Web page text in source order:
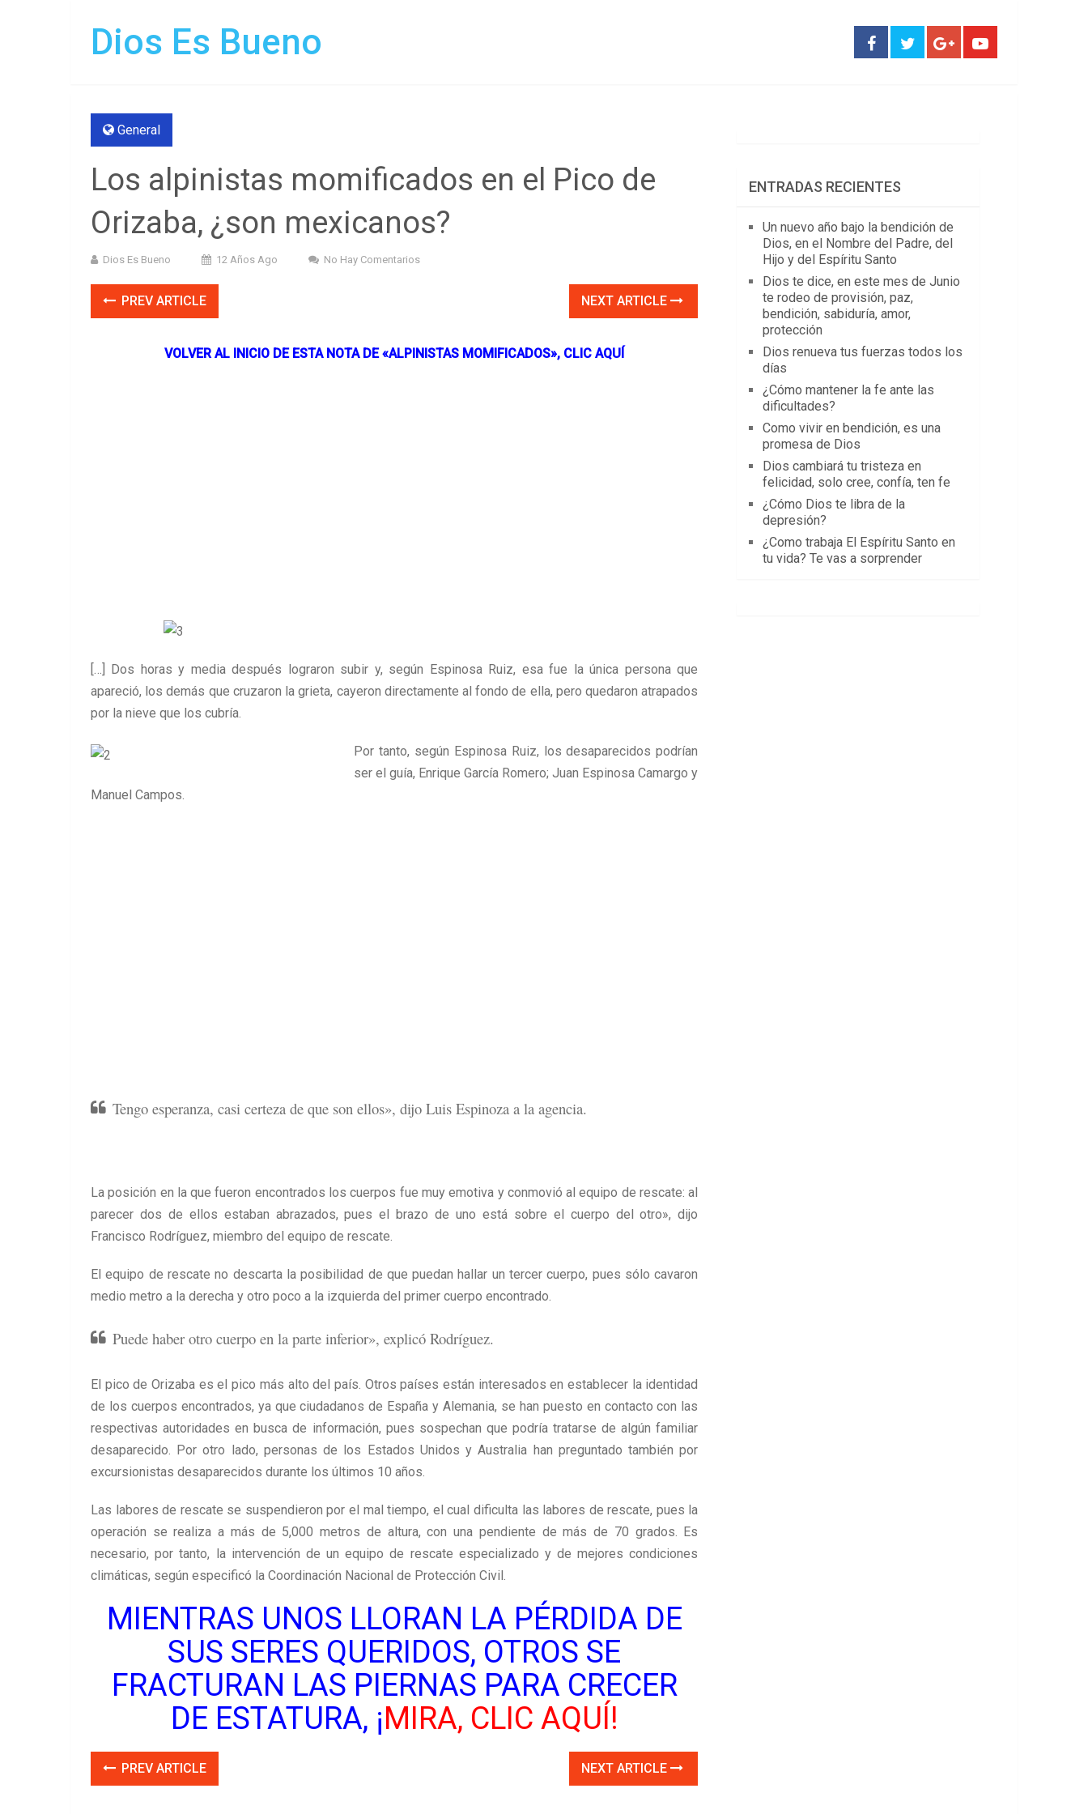
Dios Es Bueno
General
Los alpinistas momificados en el Pico de
Orizaba, ¿son mexicanos?
Dios Es Bueno 12 Años Ago No Hay Comentarios
PREV ARTICLE NEXT ARTICLE
VOLVER AL INICIO DE ESTA NOTA DE «ALPINISTAS MOMIFICADOS», CLIC AQUÍ
[…] Dos horas y media después lograron subir y, según Espinosa Ruiz, esa fue la única persona que
apareció, los demás que cruzaron la grieta, cayeron directamente al fondo de ella, pero quedaron atrapados
por la nieve que los cubría.
Por tanto, según Espinosa Ruiz, los desaparecidos podrían
ser el guía, Enrique García Romero; Juan Espinosa Camargo y
Manuel Campos.
Tengo esperanza, casi certeza de que son ellos», dijo Luis Espinoza a la agencia.
La posición en la que fueron encontrados los cuerpos fue muy emotiva y conmovió al equipo de rescate: al
parecer dos de ellos estaban abrazados, pues el brazo de uno está sobre el cuerpo del otro», dijo
Francisco Rodríguez, miembro del equipo de rescate.
El equipo de rescate no descarta la posibilidad de que puedan hallar un tercer cuerpo, pues sólo cavaron
medio metro a la derecha y otro poco a la izquierda del primer cuerpo encontrado.
Puede haber otro cuerpo en la parte inferior», explicó Rodríguez.
El pico de Orizaba es el pico más alto del país. Otros países están interesados ​​en establecer la identidad
de los cuerpos encontrados, ya que ciudadanos de España y Alemania, se han puesto en contacto con las
respectivas autoridades en busca de información, pues sospechan que podría tratarse de algún familiar
desaparecido. Por otro lado, personas de los Estados Unidos y Australia han preguntado también por
excursionistas desaparecidos durante los últimos 10 años.
Las labores de rescate se suspendieron por el mal tiempo, el cual dificulta las labores de rescate, pues la
operación se realiza a más de 5,000 metros de altura, con una pendiente de más de 70 grados. Es
necesario, por tanto, la intervención de un equipo de rescate especializado y de mejores condiciones
climáticas, según especificó la Coordinación Nacional de Protección Civil.
MIENTRAS UNOS LLORAN LA PÉRDIDA DE
SUS SERES QUERIDOS, OTROS SE
FRACTURAN LAS PIERNAS PARA CRECER
DE ESTATURA, ¡MIRA, CLIC AQUÍ!
PREV ARTICLE NEXT ARTICLE
ENTRADAS RECIENTES
Un nuevo año bajo la bendición de
Dios, en el Nombre del Padre, del
Hijo y del Espíritu Santo
Dios te dice, en este mes de Junio
te rodeo de provisión, paz,
bendición, sabiduría, amor,
protección
Dios renueva tus fuerzas todos los
días
¿Cómo mantener la fe ante las
dificultades?
Como vivir en bendición, es una
promesa de Dios
Dios cambiará tu tristeza en
felicidad, solo cree, confía, ten fe
¿Cómo Dios te libra de la
depresión?
¿Como trabaja El Espíritu Santo en
tu vida? Te vas a sorprender